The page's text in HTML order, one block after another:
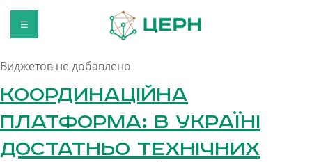
☰
Виджетов не добавлено
Координаційна
платформа: в Україні
достатньо технічних